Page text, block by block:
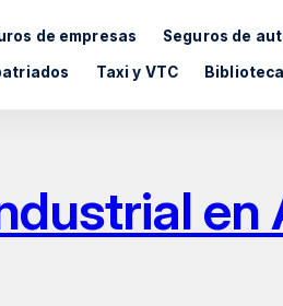
de empresas Seguros de
Taxi y VTC Biblioteca
en